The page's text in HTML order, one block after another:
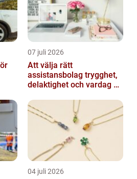
07 juli 2026
Att välja rätt
assistansbolag trygghet,
delaktighet och vardag på
04 juli 2026